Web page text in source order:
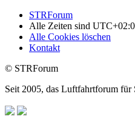
STRForum
Alle Zeiten sind
Alle Cookies löschen
Kontakt
© STRForum
Seit 2005, das Luftfahrtforum für